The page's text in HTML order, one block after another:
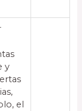
y
el